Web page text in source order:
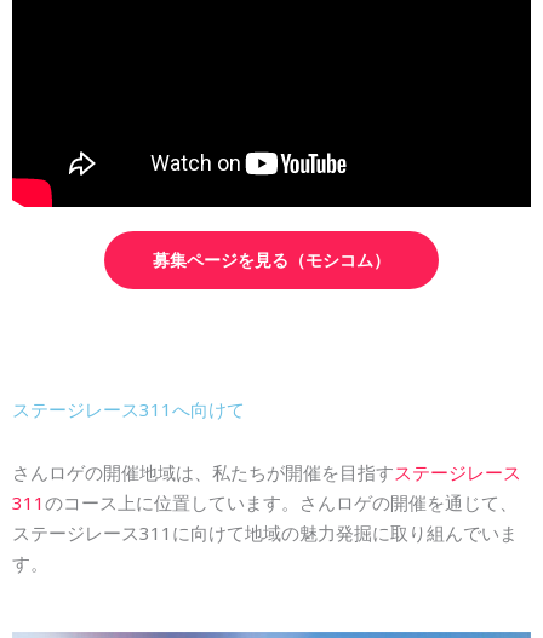
募集ページを見る（モシコム）
ステージレース311へ向けて
さんロゲの開催地域は、私たちが開催を目指すステージレース
311 のコース上に位置しています。さんロゲの開催を通じて、
ステージレース311に向けて地域の魅力発掘に取り組んでいま
す。